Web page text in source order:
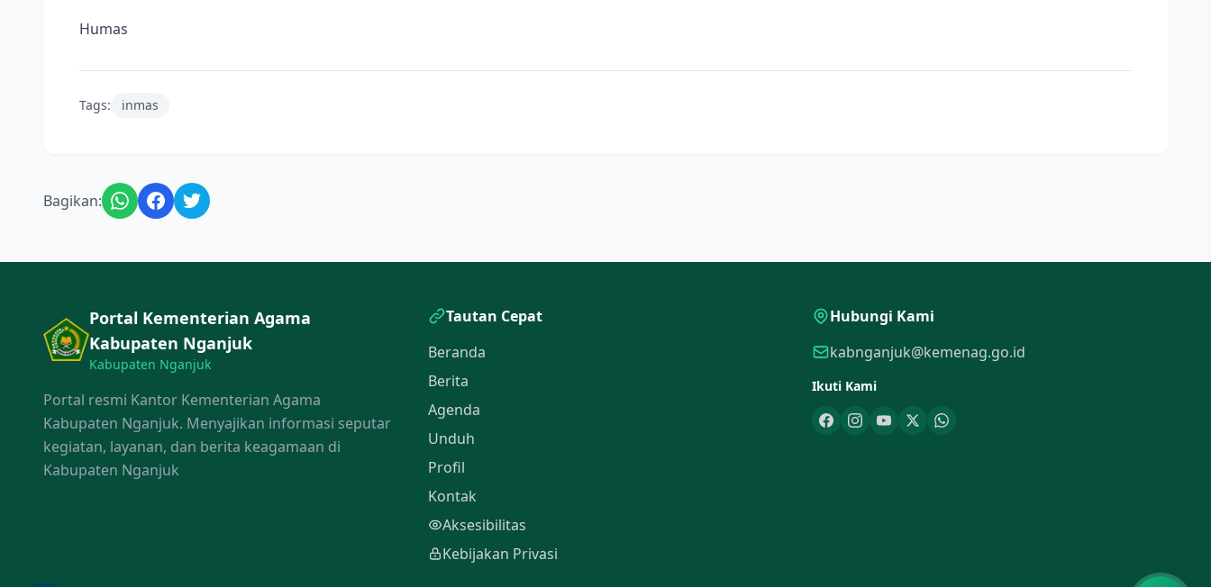
Humas
Tags: inmas
Bagikan:
Portal Kementerian Agama
Kabupaten Nganjuk
Kabupaten Nganjuk
Portal resmi Kantor Kementerian Agama
Kabupaten Nganjuk. Menyajikan informasi seputar
kegiatan, layanan, dan berita keagamaan di
Kabupaten Nganjuk
Tautan Cepat
Beranda
Berita
Agenda
Unduh
Profil
Kontak
Aksesibilitas
Kebijakan Privasi
Hubungi Kami
kabnganjuk@kemenag.go.id
Ikuti Kami